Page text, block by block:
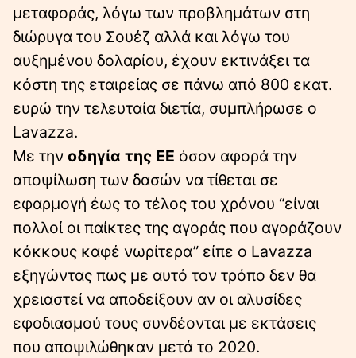
μεταφοράς, λόγω των προβλημάτων στη
διώρυγα του Σουέζ αλλά και λόγω του
αυξημένου δολαρίου, έχουν εκτινάξει τα
κόστη της εταιρείας σε πάνω από 800 εκατ.
ευρώ την τελευταία διετία, συμπλήρωσε ο
Lavazza.
Με την οδηγία της ΕΕ όσον αφορά την
αποψίλωση των δασών να τίθεται σε
εφαρμογή έως το τέλος του χρόνου “είναι
πολλοί οι παίκτες της αγοράς που αγοράζουν
κόκκους καφέ νωρίτερα” είπε ο Lavazza
εξηγώντας πως με αυτό τον τρόπο δεν θα
χρειαστεί να αποδείξουν αν οι αλυσίδες
εφοδιασμού τους συνδέονται με εκτάσεις
που αποψιλώθηκαν μετά το 2020.